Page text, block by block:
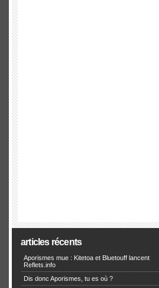
articles récents
Aporismes mue : Kitetoa et Bluetouff lancent
Reflets.info
Dis donc Aporismes, tu es où ?